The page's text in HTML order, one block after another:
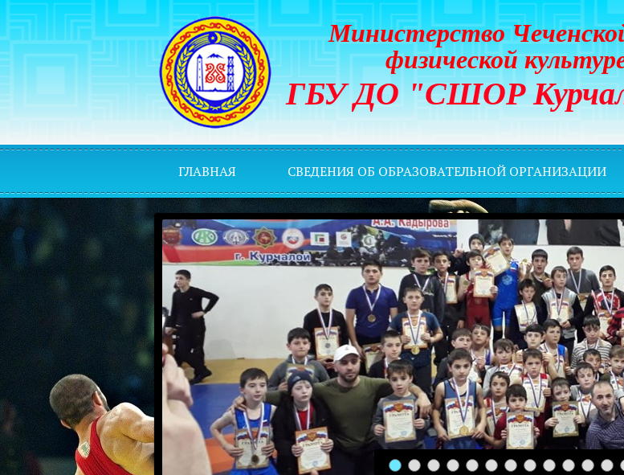
Министерство
ГБУ ДО "СШОР
физической
ГЛАВНАЯ СВЕДЕНИЯ ОБ ОБРАЗОВАТЕЛЬНОЙ ОРГАНИЗАЦИИ
1 2 3 4 5 6 7 8 9 10 11 12